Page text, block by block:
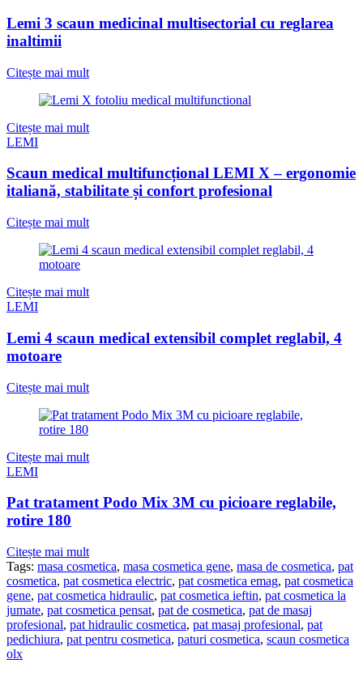
Lemi 3 scaun medicinal multisectorial cu reglarea
inaltimii
Citește mai mult
Citește mai mult
LEMI
Scaun medical multifuncțional LEMI X – ergonomie
italiană, stabilitate și confort profesional
Citește mai mult
Citește mai mult
LEMI
Lemi 4 scaun medical extensibil complet reglabil, 4
motoare
Citește mai mult
Citește mai mult
LEMI
Pat tratament Podo Mix 3M cu picioare reglabile,
rotire 180
Citește mai mult
Tags: masa cosmetica, masa cosmetica gene, masa de cosmetica, pat
cosmetica, pat cosmetica electric, pat cosmetica emag, pat cosmetica
gene, pat cosmetica hidraulic, pat cosmetica ieftin, pat cosmetica la
jumate, pat cosmetica pensat, pat de cosmetica, pat de masaj
profesional, pat hidraulic cosmetica, pat masaj profesional, pat
pedichiura, pat pentru cosmetica, paturi cosmetica, scaun cosmetica
olx